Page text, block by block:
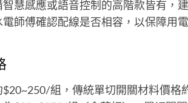
慧感應或語音控制的高階款皆有，
師傅確認配線是否相容，以保障用電
$20~250/組，傳統單切開關材料價格